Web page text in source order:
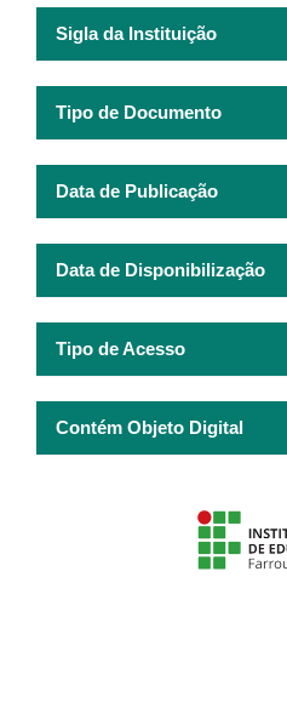
Sigla da Instituição
Tipo de Documento
Data de Publicação
Data de Disponibilização
Tipo de Acesso
Contém Objeto Digital